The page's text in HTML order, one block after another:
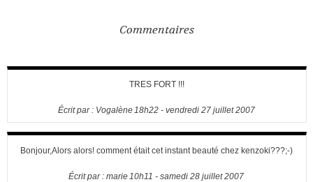
Commentaires
TRES FORT !!!
Écrit par : Vogalène18h22- vendredi 27 juillet 2007
Bonjour,Alors alors! comment était cet instant beauté chez kenzoki???;-)
Écrit par :marie 10h11 -samedi 28 juillet 2007